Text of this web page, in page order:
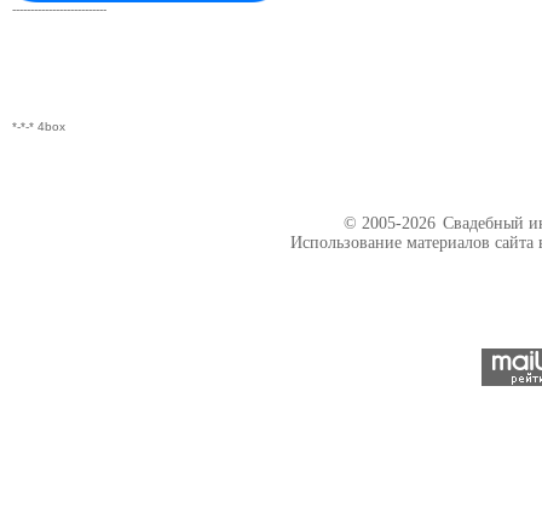
--------------------------
*-*-* 4box
© 2005-2026 Свадебный
Использование материалов